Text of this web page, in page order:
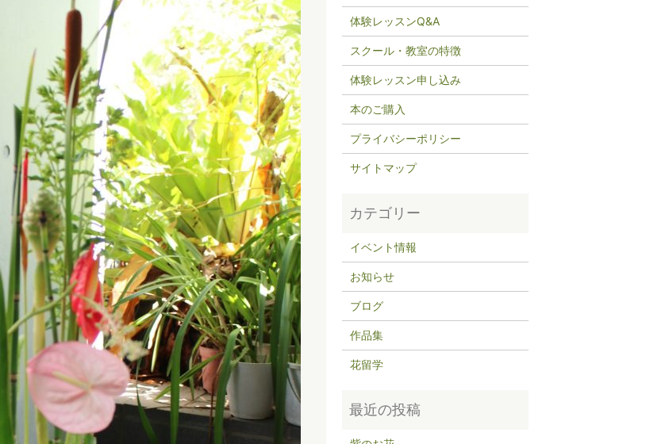
体験レッスンQ&A
スクール・教室の特徴
体験レッスン申し込み
本のご購入
プライバシーポリシー
サイトマップ
イベント情報
お知らせ
ブログ
作品集
花留学